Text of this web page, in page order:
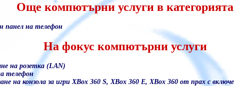
Още компютърни услуги в категорията
панел на телефон
На фокус компютърни услуги
на розетка (LAN)
телефон
на конзола за игри XBox 360 S, XBox 360 E, XBox 360 от прах с